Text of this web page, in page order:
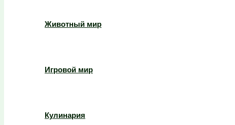
Животный мир
Игровой мир
Кулинария